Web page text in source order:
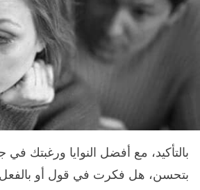
بالتأكيد، مع أفضل النوايا ورغبتك
بتحسن، هل فكرت في قول أو